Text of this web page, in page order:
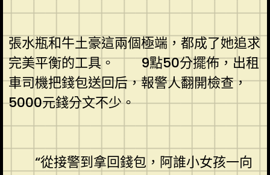
張水瓶和牛土豪這兩個極端，都成了她追求
完美平衡的工具。 9點50分擺佈，出租
車司機把錢包送回后，報警人翻開檢查，
5000元錢分文不少。
“從接警到拿回錢包，阿誰小女孩一向